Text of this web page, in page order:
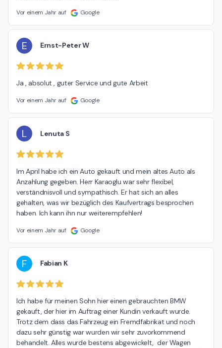
Vor einem Jahr auf Google
E Ernst-Peter W
Ja , absolut , guter Service und gute Arbeit
Vor einem Jahr auf Google
L Lenuta S
Im April habe ich ein Auto gekauft und mein altes Auto als
Anzahlung gegeben. Herr Karaoglu war sehr flexibel,
verständnisvoll und sympathisch. Er hat sich an alles
gehalten, was wir bezüglich des Kaufvertrags besprochen
haben. Ich kann ihn nur weiterempfehlen!
Vor einem Jahr auf Google
F Fabian K
Ich habe für meinen Sohn hier einen gebrauchten BMW
gekauft, der hier im Auftrag einer Kundin verkauft wurde.
Trotz dem dass das Fahrzeug ein Fremdfabrikat und noch
dazu sehr günstig war wurden wir sehr zuvorkommend
behandelt. Alles wurde bestens abgewickelt,  der Wagen